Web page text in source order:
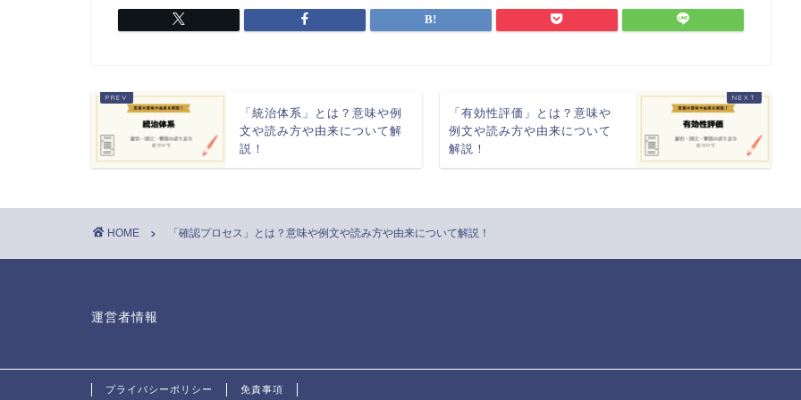
「統治体系」とは？意味や例
文や読み方や由来について解
説！
「有効性評価」とは？意味や
例文や読み方や由来について
解説！
HOME 「確認プロセス」とは？意味や例文や読み方や由来について解説！
運営者情報
プライバシーポリシー 免責事項